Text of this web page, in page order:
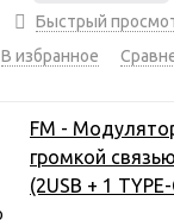
Быстрый
В избранное
FM -
громкой
(2USB + 1 TYPE-